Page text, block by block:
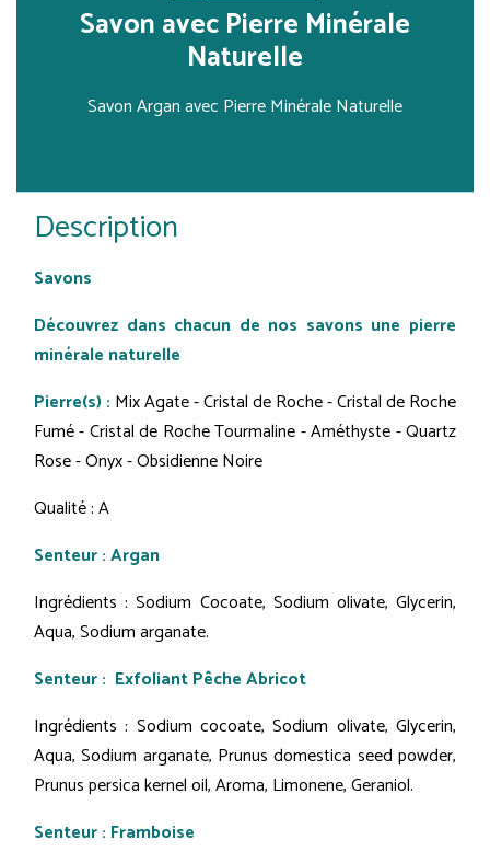
Savon avec Pierre Minérale
Naturelle
Savon Argan avec Pierre Minérale Naturelle
Description
Savons
Découvrez dans chacun de nos savons une pierre
minérale naturelle
Pierre(s) : Mix Agate - Cristal de Roche - Cristal de Roche
Fumé - Cristal de Roche Tourmaline - Améthyste - Quartz
Rose - Onyx - Obsidienne Noire
Qualité : A
Senteur : Argan
Ingrédients : Sodium Cocoate, Sodium olivate, Glycerin,
Aqua, Sodium arganate.
Senteur : Exfoliant Pêche Abricot
Ingrédients : Sodium cocoate, Sodium olivate, Glycerin,
Aqua, Sodium arganate, Prunus domestica seed powder,
Prunus persica kernel oil, Aroma, Limonene, Geraniol.
Senteur : Framboise